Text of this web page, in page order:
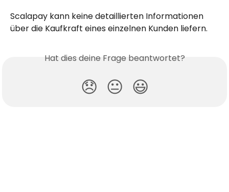
Scalapay kann keine detaillierten Informationen
über die Kaufkraft eines einzelnen Kunden liefern.
Hat dies deine Frage beantwortet?
😞 😐 😃